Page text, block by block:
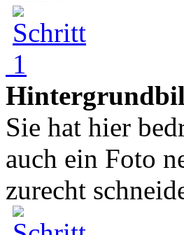
Sie hat hier
auch ein Foto
zurecht